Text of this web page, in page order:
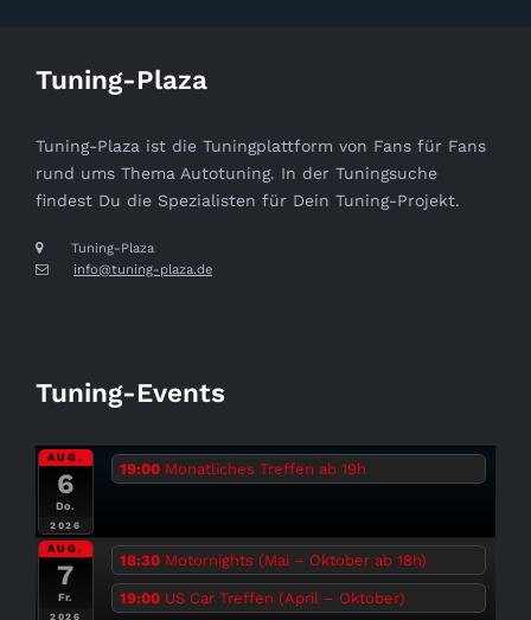
Tuning-Plaza
Tuning-Plaza ist die Tuningplattform von Fans für Fans
rund ums Thema Autotuning. In der Tuningsuche
findest Du die Spezialisten für Dein Tuning-Projekt.
Tuning-Plaza
info@tuning-plaza.de
Tuning-Events
AUG.
6
Do.
2026
19:00 Monatliches Treffen ab 19h
AUG.
7
Fr.
2026
18:30 Motornights (Mai – Oktober ab 18h)
19:00 US Car Treffen (April – Oktober)